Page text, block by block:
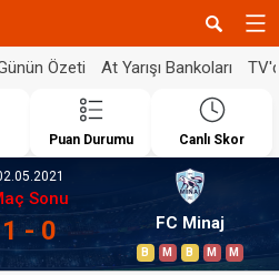
Özeti At Yarışı Bankoları
Puan Durumu Canlı Skor
Sonu
1 - 0 FC Minaj
B M B M M